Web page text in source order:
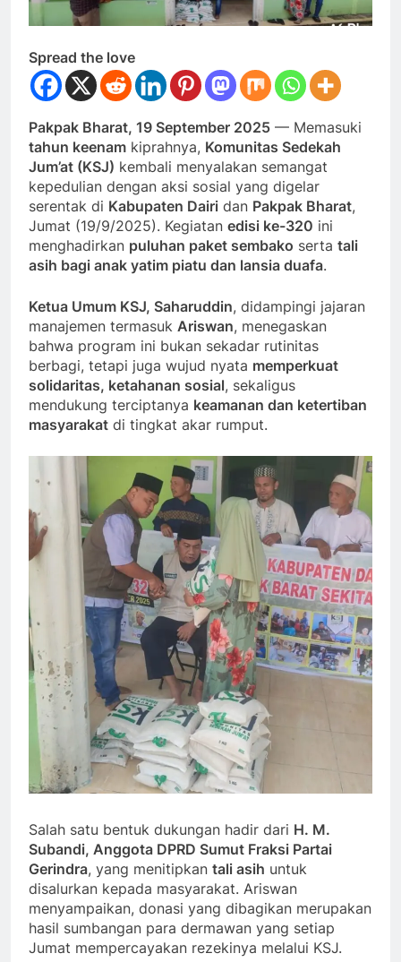
Spread the love
Pakpak Bharat, 19 September 2025 — Memasuki
tahun keenam kiprahnya, Komunitas Sedekah
Jum’at (KSJ) kembali menyalakan semangat
kepedulian dengan aksi sosial yang digelar
serentak di Kabupaten Dairi dan Pakpak Bharat,
Jumat (19/9/2025). Kegiatan edisi ke-320 ini
menghadirkan puluhan paket sembako serta tali
asih bagi anak yatim piatu dan lansia duafa.
Ketua Umum KSJ, Saharuddin, didampingi jajaran
manajemen termasuk Ariswan, menegaskan
bahwa program ini bukan sekadar rutinitas
berbagi, tetapi juga wujud nyata memperkuat
solidaritas, ketahanan sosial, sekaligus
mendukung terciptanya keamanan dan ketertiban
masyarakat di tingkat akar rumput.
Salah satu bentuk dukungan hadir dari H. M.
Subandi, Anggota DPRD Sumut Fraksi Partai
Gerindra, yang menitipkan tali asih untuk
disalurkan kepada masyarakat. Ariswan
menyampaikan, donasi yang dibagikan merupakan
hasil sumbangan para dermawan yang setiap
Jumat mempercayakan rezekinya melalui KSJ.